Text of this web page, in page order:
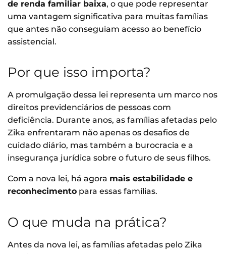
de renda familiar baixa, o que pode representar
uma vantagem significativa para muitas famílias
que antes não conseguiam acesso ao benefício
assistencial.
Por que isso importa?
A promulgação dessa lei representa um marco nos
direitos previdenciários de pessoas com
deficiência. Durante anos, as famílias afetadas pelo
Zika enfrentaram não apenas os desafios de
cuidado diário, mas também a burocracia e a
insegurança jurídica sobre o futuro de seus filhos.
Com a nova lei, há agora mais estabilidade e
reconhecimento para essas famílias.
O que muda na prática?
Antes da nova lei, as famílias afetadas pelo Zika